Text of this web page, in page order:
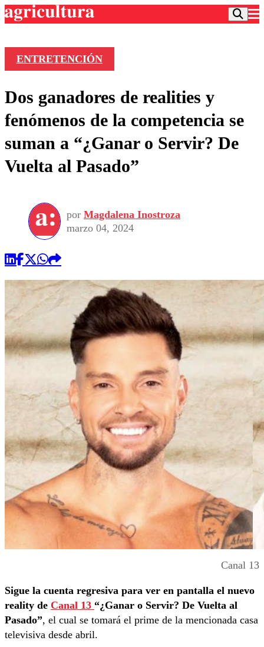
Frecuencias
Agricultura TV
Deportes
Colo Colo
Motor
Torneo Internacional
Torneo Nacional
Entretención
Noticias
Internacional
Nacional
Vida Social
Programas
Comercial
ENTRETENCIÓN
Dos ganadores de realities y
fenómenos de la competencia se
suman a “¿Ganar o Servir? De
Vuelta al Pasado”
por Magdalena Inostroza
marzo 04, 2024
Canal 13
Sigue la cuenta regresiva para ver en pantalla el nuevo
reality de Canal 13 “¿Ganar o Servir? De Vuelta al
Pasado”, el cual se tomará el prime de la mencionada casa
televisiva desde abril.